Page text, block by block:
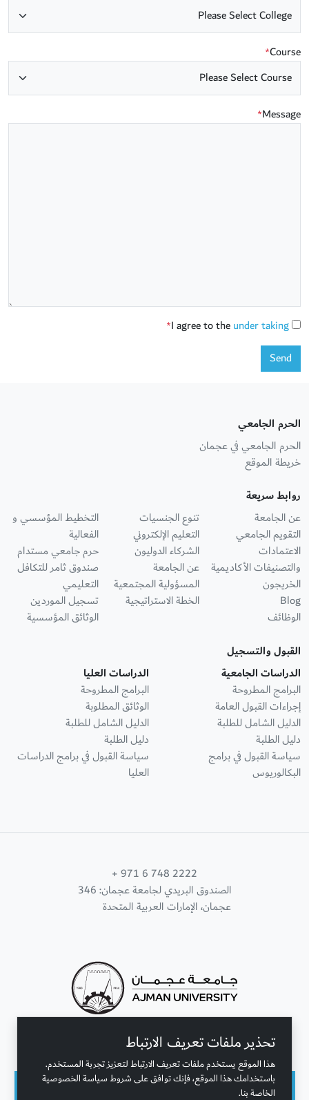
Course
*
Message
*
I agree to theunder taking
*
Send
تحذير ملفات تعريف الارتباط
هذا الموقع يستخدم ملفات تعريف الارتباط لتعزيز تجربة المستخدم.
باستخدامك هذا الموقع، فإنك توافق على شروط سياسة الخصوصية
الخاصة بنا.
الحرم الجامعي
الحرم الجامعي في عجمان
خريطة الموقع
روابط سريعة
عن الجامعة
التقويم الجامعي
الاعتمادات
والتصنيفات الأكاديمية
الخريجون
Blog
الوظائف
تنوع الجنسيات
التعليم الإلكتروني
الشركاء الدوليون
عن الجامعة
المسؤولية المجتمعية
الخطة الاستراتيجية
التخطيط المؤسسي و
الفعالية
حرم جامعي مستدام
صندوق ثامر للتكافل
التعليمي
تسجيل الموردين
الوثائق المؤسسية
القبول والتسجيل
الدراسات الجامعية
البرامج المطروحة
إجراءات القبول العامة
الدليل الشامل للطلبة
دليل الطلبة
سياسة القبول في برامج
البكالوريوس
الدراسات العليا
البرامج المطروحة
الوثائق المطلوبة
الدليل الشامل للطلبة
دليل الطلبة
سياسة القبول في برامج الدراسات
العليا
+ 971 6 748 2222
الصندوق البريدي لجامعة عجمان: 346
عجمان، الإمارات العربية المتحدة
تواصل معنا